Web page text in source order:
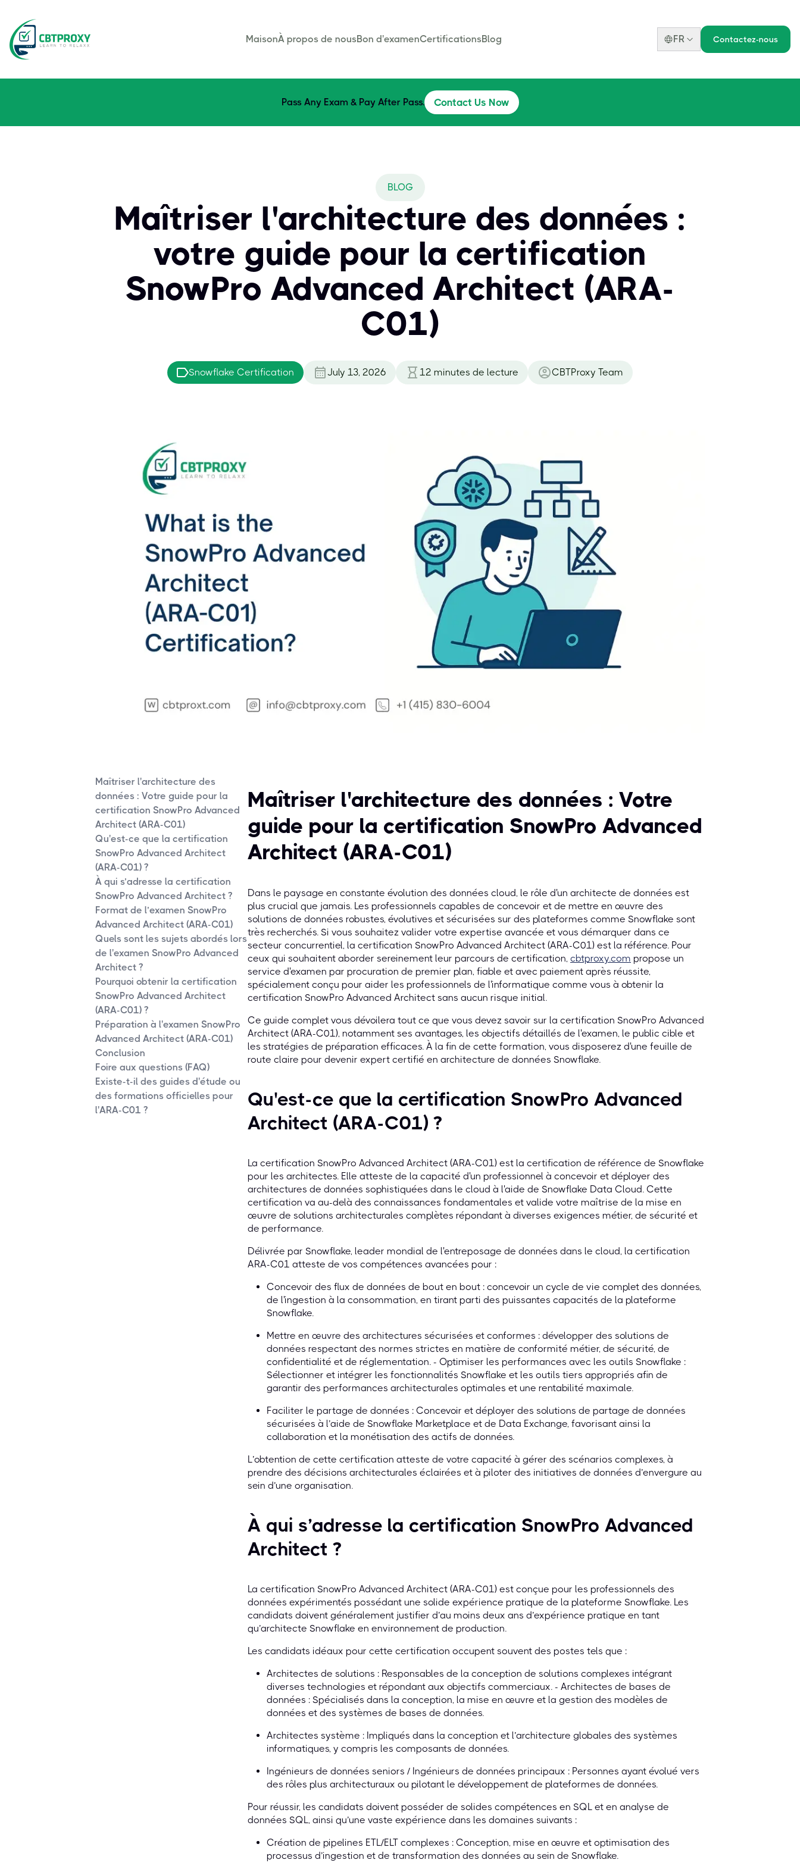
MaisonÀ propos de nousBon d'examenCertificationsBlog FR Contactez-nous
Pass Any Exam & Pay After Pass. Contact Us Now
BLOG
Maîtriser l'architecture des données :
votre guide pour la certification
SnowPro Advanced Architect (ARA-
C01)
Snowflake Certification July 13, 2026 12 minutes de lecture CBTProxy Team
Maîtriser l'architecture des
données : Votre guide pour la
certification SnowPro Advanced
Architect (ARA-C01)
Qu'est-ce que la certification
SnowPro Advanced Architect
(ARA-C01) ?
À qui s’adresse la certification
SnowPro Advanced Architect ?
Format de l’examen SnowPro
Advanced Architect (ARA-C01)
Quels sont les sujets abordés lors
de l'examen SnowPro Advanced
Architect ?
Pourquoi obtenir la certification
SnowPro Advanced Architect
(ARA-C01) ?
Préparation à l'examen SnowPro
Advanced Architect (ARA-C01)
Conclusion
Foire aux questions (FAQ)
Existe-t-il des guides d'étude ou
des formations officielles pour
l'ARA-C01 ?
Maîtriser l'architecture des données : Votre
guide pour la certification SnowPro Advanced
Architect (ARA-C01)
Dans le paysage en constante évolution des données cloud, le rôle d'un architecte de données est
plus crucial que jamais. Les professionnels capables de concevoir et de mettre en œuvre des
solutions de données robustes, évolutives et sécurisées sur des plateformes comme Snowflake sont
très recherchés. Si vous souhaitez valider votre expertise avancée et vous démarquer dans ce
secteur concurrentiel, la certification SnowPro Advanced Architect (ARA-C01) est la référence. Pour
ceux qui souhaitent aborder sereinement leur parcours de certification, cbtproxy.com propose un
service d'examen par procuration de premier plan, fiable et avec paiement après réussite,
spécialement conçu pour aider les professionnels de l'informatique comme vous à obtenir la
certification SnowPro Advanced Architect sans aucun risque initial.
Ce guide complet vous dévoilera tout ce que vous devez savoir sur la certification SnowPro Advanced
Architect (ARA-C01), notamment ses avantages, les objectifs détaillés de l'examen, le public cible et
les stratégies de préparation efficaces. À la fin de cette formation, vous disposerez d'une feuille de
route claire pour devenir expert certifié en architecture de données Snowflake.
Qu'est-ce que la certification SnowPro Advanced
Architect (ARA-C01) ?
La certification SnowPro Advanced Architect (ARA-C01) est la certification de référence de Snowflake
pour les architectes. Elle atteste de la capacité d'un professionnel à concevoir et déployer des
architectures de données sophistiquées dans le cloud à l'aide de Snowflake Data Cloud. Cette
certification va au-delà des connaissances fondamentales et valide votre maîtrise de la mise en
œuvre de solutions architecturales complètes répondant à diverses exigences métier, de sécurité et
de performance.
Délivrée par Snowflake, leader mondial de l'entreposage de données dans le cloud, la certification
ARA-C01 atteste de vos compétences avancées pour :
Concevoir des flux de données de bout en bout : concevoir un cycle de vie complet des données,
de l'ingestion à la consommation, en tirant parti des puissantes capacités de la plateforme
Snowflake.
Mettre en œuvre des architectures sécurisées et conformes : développer des solutions de
données respectant des normes strictes en matière de conformité métier, de sécurité, de
confidentialité et de réglementation. - Optimiser les performances avec les outils Snowflake :
Sélectionner et intégrer les fonctionnalités Snowflake et les outils tiers appropriés afin de
garantir des performances architecturales optimales et une rentabilité maximale.
Faciliter le partage de données : Concevoir et déployer des solutions de partage de données
sécurisées à l’aide de Snowflake Marketplace et de Data Exchange, favorisant ainsi la
collaboration et la monétisation des actifs de données.
L’obtention de cette certification atteste de votre capacité à gérer des scénarios complexes, à
prendre des décisions architecturales éclairées et à piloter des initiatives de données d’envergure au
sein d’une organisation.
À qui s’adresse la certification SnowPro Advanced
Architect ?
La certification SnowPro Advanced Architect (ARA-C01) est conçue pour les professionnels des
données expérimentés possédant une solide expérience pratique de la plateforme Snowflake. Les
candidats doivent généralement justifier d’au moins deux ans d’expérience pratique en tant
qu’architecte Snowflake en environnement de production.
Les candidats idéaux pour cette certification occupent souvent des postes tels que :
Architectes de solutions : Responsables de la conception de solutions complexes intégrant
diverses technologies et répondant aux objectifs commerciaux. - Architectes de bases de
données : Spécialisés dans la conception, la mise en œuvre et la gestion des modèles de
données et des systèmes de bases de données.
Architectes système : Impliqués dans la conception et l’architecture globales des systèmes
informatiques, y compris les composants de données.
Ingénieurs de données seniors / Ingénieurs de données principaux : Personnes ayant évolué vers
des rôles plus architecturaux ou pilotant le développement de plateformes de données.
Pour réussir, les candidats doivent posséder de solides compétences en SQL et en analyse de
données SQL, ainsi qu’une vaste expérience dans les domaines suivants :
Création de pipelines ETL/ELT complexes : Conception, mise en œuvre et optimisation des
processus d’ingestion et de transformation des données au sein de Snowflake.